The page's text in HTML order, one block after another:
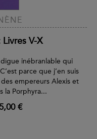
V-X
inébranlable qui
parce que j’en suis
empereurs Alexis et
la Porphyra...
€